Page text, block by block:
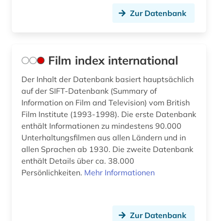
Zur Datenbank
Film index international
Der Inhalt der Datenbank basiert hauptsächlich
auf der SIFT-Datenbank (Summary of
Information on Film and Television) vom British
Film Institute (1993-1998). Die erste Datenbank
enthält Informationen zu mindestens 90.000
Unterhaltungsfilmen aus allen Ländern und in
allen Sprachen ab 1930. Die zweite Datenbank
enthält Details über ca. 38.000
Persönlichkeiten. Mehr Informationen
Zur Datenbank